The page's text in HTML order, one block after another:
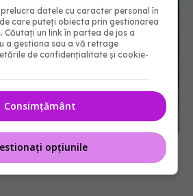
schimbate la medicamente.
alinierea la modelele din
datele cu caracter personal în
care puteți obiecta prin gestionarea
Căutați un link în partea de jos a
a gestiona sau a vă retrage
de confidențialitate și cookie-
Consimțământ
opțiunile